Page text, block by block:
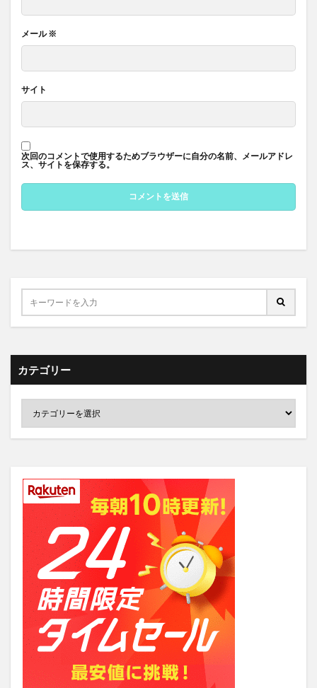
メール※
サイト
次回のコメントで使用するためブラウザーに自分の名前、メールアドレ
ス、サイトを保存する。
カテゴリー